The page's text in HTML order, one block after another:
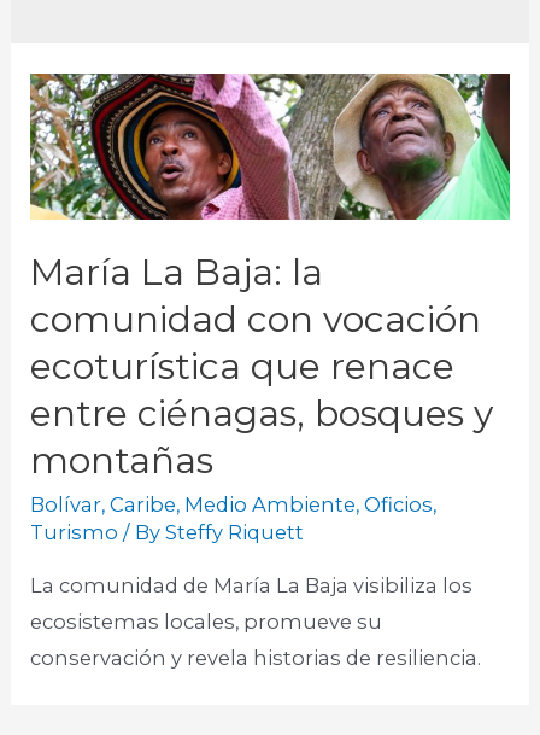
María La Baja: la
comunidad con vocación
ecoturística que renace
entre ciénagas, bosques y
montañas
Bolívar,Caribe, Medio Ambiente,Oficios,
Turismo / BySteffy Riquett
La comunidad de María La Baja visibiliza los
ecosistemas locales, promueve su
conservación y revela historias de resiliencia.